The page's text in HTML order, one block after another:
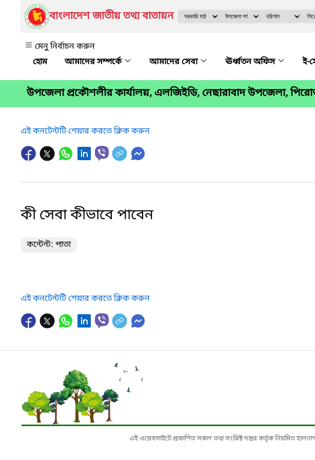
বাংলাদেশ জাতীয় তথ্য বাতায়ন
মেনু নির্বাচন করুন
আমাদের সম্পর্কে
আমাদের সেবা ঊর্ধ্বতন অফিস ই-
উপজেলা প্রকৌশলীর কার্যালয়, এলজিইডি, নেছারাবাদ উপজেলা,
এই কনটেন্টটি শেয়ার করতে ক্লিক করুন
কী সেবা কীভাবে পাবেন
কন্টেন্ট: পাতা
এই কনটেন্টটি শেয়ার করতে ক্লিক করুন
এই ওয়েবসাইটে প্রকাশিত সকল তথ্য সংশ্লিষ্ট দপ্তর কর্তৃক নিয়মিত